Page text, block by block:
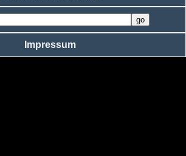
Impressum